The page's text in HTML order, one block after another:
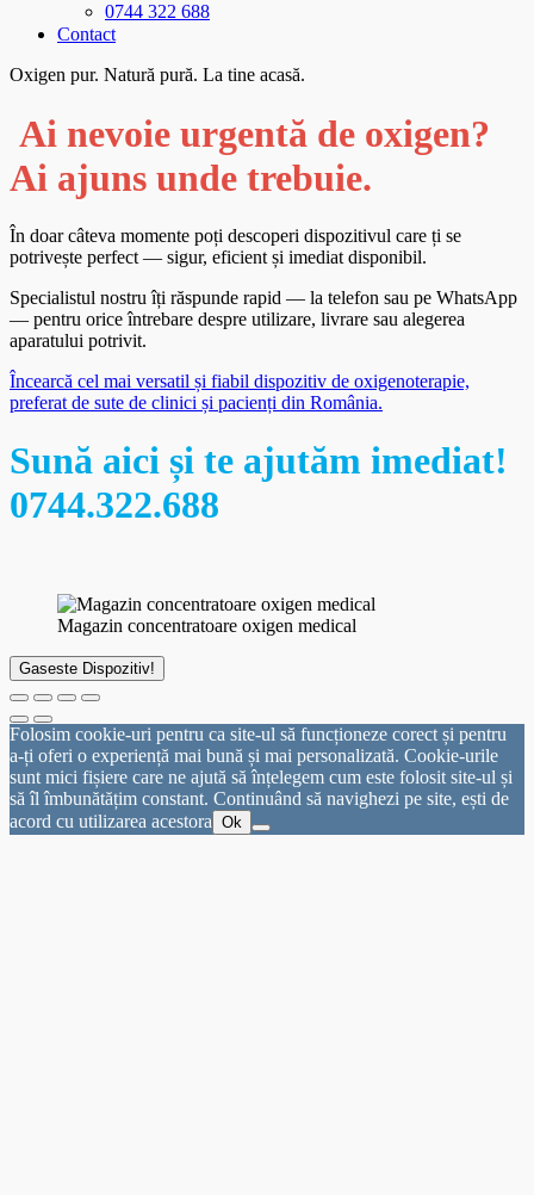
0744 322 688
Contact
Oxigen pur. Natură pură. La tine acasă.
Ai nevoie urgentă de oxigen?
Ai ajuns unde trebuie.
În doar câteva momente poți descoperi dispozitivul care ți se
potrivește perfect — sigur, eficient și imediat disponibil.
Specialistul nostru îți răspunde rapid — la telefon sau pe WhatsApp
— pentru orice întrebare despre utilizare, livrare sau alegerea
aparatului potrivit.
Încearcă cel mai versatil și fiabil dispozitiv de oxigenoterapie,
preferat de sute de clinici și pacienți din România.
Sună aici și te ajutăm imediat!
0744.322.688
Magazin concentratoare oxigen medical
Gaseste Dispozitiv!
Folosim cookie-uri pentru ca site-ul să funcționeze corect și pentru
a-ți oferi o experiență mai bună și mai personalizată. Cookie-urile
sunt mici fișiere care ne ajută să înțelegem cum este folosit site-ul și
să îl îmbunătățim constant. Continuând să navighezi pe site, ești de
acord cu utilizarea acestora Ok